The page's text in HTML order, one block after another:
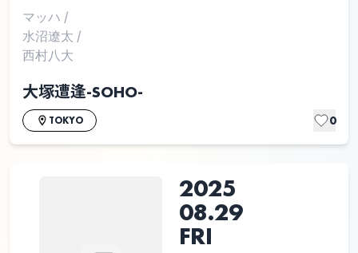
マッハ /
水沼遼太 /
西村八大
大塚遭逢-SOHO-
TOKYO 0
2025
08.29
FRI